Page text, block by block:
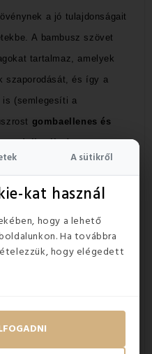
A sütikről
kat használ
hogy a lehető
Ha továbbra
hogy elégedett
a jó tulajdonságait
A bambusz szövet
tartalmaz, amelyek
szaporodását, és így a
is (semlegesíti a
gombaellenes és
rendelkezik.A
puha, fényes, kellemes